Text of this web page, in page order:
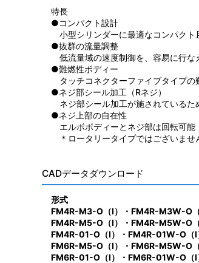
特長
●コンパクト設計
小型シリンダーに最適なコンパクト
●抜群の流量調整
低流量域の速度制御を、容易に行な
●難燃性ボディー
タッチコネクターファイブタイプの
●ネジ部シール加工（Rネジ）
ネジ部シール加工が施されているた
●ネジ上部の自在性
エルボボディーとネジ部は回転可能
＊ロータリータイプではございませ
CADデータダウンロード
形式
FM4R-M3-O（I）・FM4R-M3W-O（
FM4R-M5-O（I）・FM4R-M5W-O（
FM4R-01-O（I）・FM4R-01W-O（I
FM6R-M5-O（I）・FM6R-M5W-O（
FM6R-01-O（I）・FM6R-01W-O（I